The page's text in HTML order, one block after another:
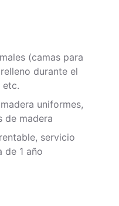
(camas para
durante el
etc.
uniformes,
de madera
servicio
de 1 año